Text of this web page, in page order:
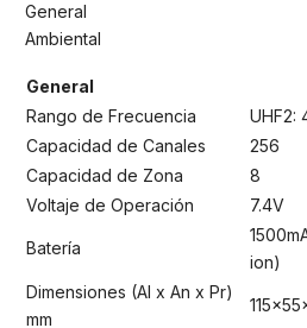
General
Ambiental
General
Rango de Frecuencia
UHF2:
Capacidad de Canales
256
Capacidad de Zona
8
Voltaje de Operación
7.4V
Batería
ion)
Dimensiones (Al x An x Pr)
mm